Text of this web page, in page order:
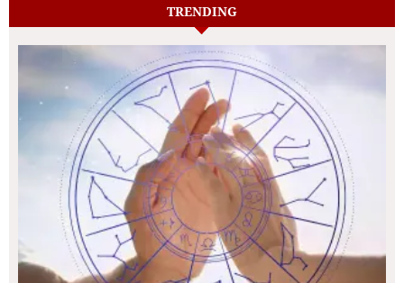
TRENDING